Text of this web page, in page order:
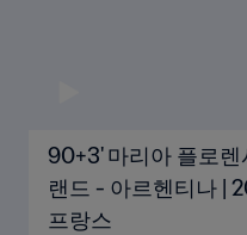
90+3' 마리아 플로
랜드 - 아르헨티나 |
프랑스